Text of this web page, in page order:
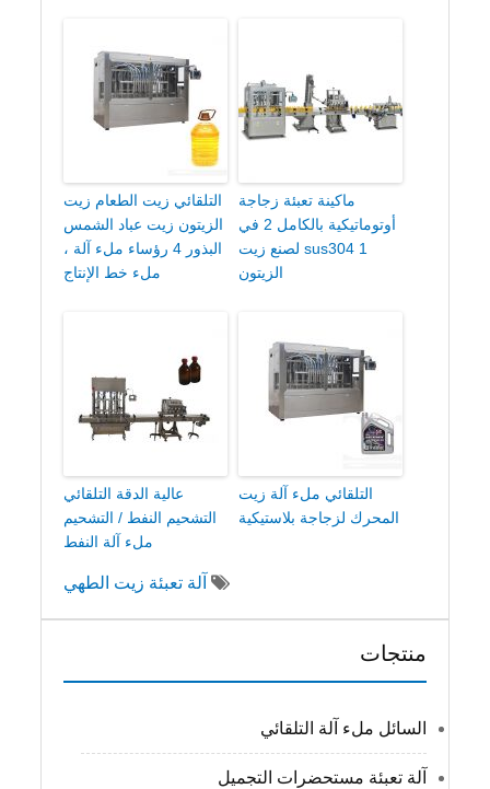
ماكينة تعبئة زجاجة
أوتوماتيكية بالكامل 2 في
1 sus304 لصنع زيت
الزيتون
التلقائي زيت الطعام زيت
الزيتون زيت عباد الشمس
البذور 4 رؤساء ملء آلة ،
ملء خط الإنتاج
التلقائي ملء آلة زيت
المحرك لزجاجة بلاستيكية
عالية الدقة التلقائي
التشحيم النفط / التشحيم
ملء آلة النفط
آلة تعبئة زيت الطهي
منتجات
السائل ملء آلة التلقائي
آلة تعبئة مستحضرات التجميل